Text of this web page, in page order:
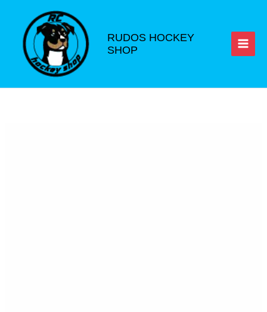
contenido
RUDOS HOCKEY
SHOP